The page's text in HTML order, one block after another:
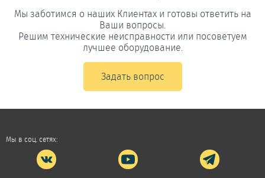
Мы заботимся о наших Клиентах и готовы ответить на
Ваши вопросы.
Решим технические неисправности или посоветуем
лучшее оборудование.
Задать вопрос
Мы в соц. сетях: